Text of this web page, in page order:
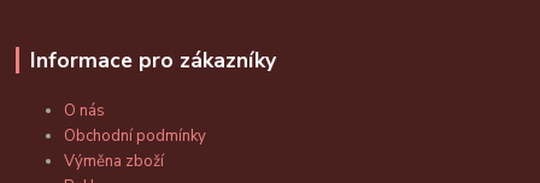
Informace pro zákazníky
O nás
Obchodní podmínky
Výměna zboží